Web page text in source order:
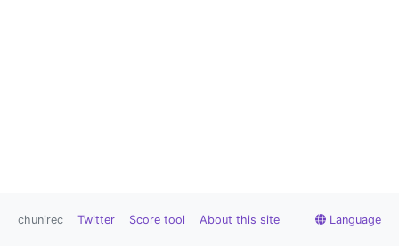
chunirec Twitter Score tool About this site Language